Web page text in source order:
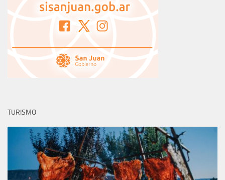
TURISMO